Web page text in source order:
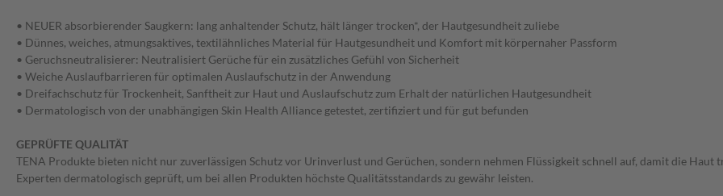
• NEUER absorbierender Saugkern: lang anhaltender Schutz, hält länger trocken*, der Hautgesundheit zuliebe
• Dünnes, weiches, atmungsaktives, textilähnliches Material für Hautgesundheit und Komfort mit körpernaher Passform
• Geruchsneutralisierer: Neutralisiert Gerüche für ein zusätzliches Gefühl von Sicherheit
• Weiche Auslaufbarrieren für optimalen Auslaufschutz in der Anwendung
• Dreifachschutz für Trockenheit, Sanftheit zur Haut und Auslaufschutz zum Erhalt der natürlichen Hautgesundheit
• Dermatologisch von der unabhängigen Skin Health Alliance getestet, zertifiziert und für gut befunden
GEPRÜFTE QUALITÄT
TENA Produkte bieten nicht nur zuverlässigen Schutz vor Urinverlust und Gerüchen, sondern nehmen Flüssigkeit schnell auf, damit die
Experten dermatologisch geprüft, um bei allen Produkten höchste Qualitätsstandards zu gewähr leisten.